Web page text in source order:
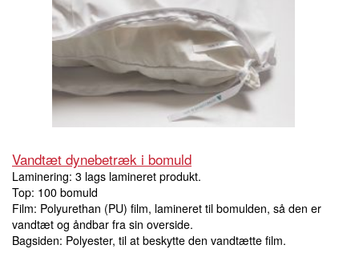
Vandtæt dynebetræk i bomuld
Laminering: 3 lags lamineret produkt.
Top: 100 bomuld
Film: Polyurethan (PU) film, lamineret til bomulden, så den er
vandtæt og åndbar fra sin overside.
Bagsiden: Polyester, til at beskytte den vandtætte film.